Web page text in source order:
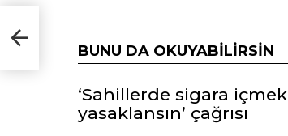
BUNU DA OKUYABILIRSIN
‘Sahillerde sigara içmek
yasaklansın’ çağrısı